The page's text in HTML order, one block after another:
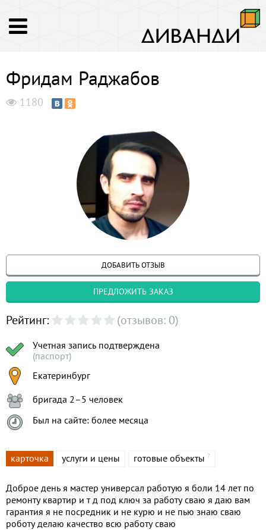
Фридам Раджабов
1180
ДОБАВИТЬ ОТЗЫВ
ПРЕДЛОЖИТЬ ЗАКАЗ
Рейтинг: (отзывов: 0)
Учетная запись подтверждена
(паспорт)
Екатеринбург
бригада 2–5 человек
Был на сайте: более месяца
карточка услуги и цены готовые объекты 7
Доброе день я мастер универсал работую я боли 14 лет по
ремонту квартир и т д под ключ за работу сваю я даю вам
гарантия я не посредник и не курю и не пью знаю сваю
роботу делаю качество всю работу сваю